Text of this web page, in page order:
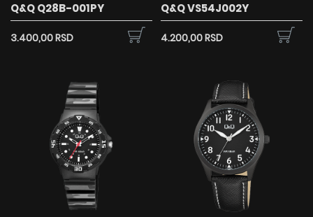
Q&Q Q28B-001PY
3.400,00 RSD
Q&Q VS54J002Y
4.200,00 RSD